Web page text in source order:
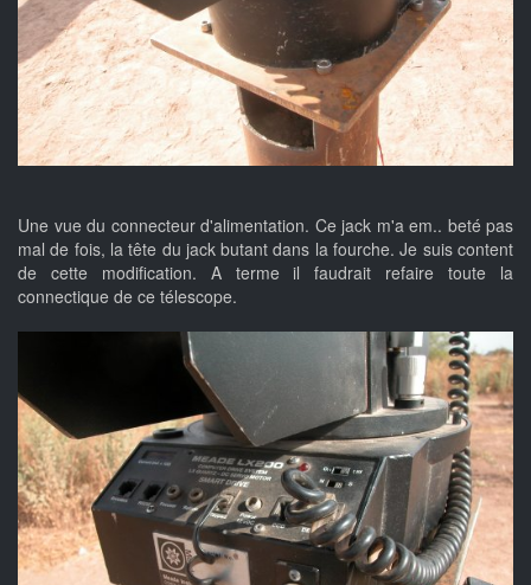
Une vue du connecteur d'alimentation. Ce jack m'a em.. beté pas
mal de fois, la tête du jack butant dans la fourche. Je suis content
de cette modification. A terme il faudrait refaire toute la
connectique de ce télescope.